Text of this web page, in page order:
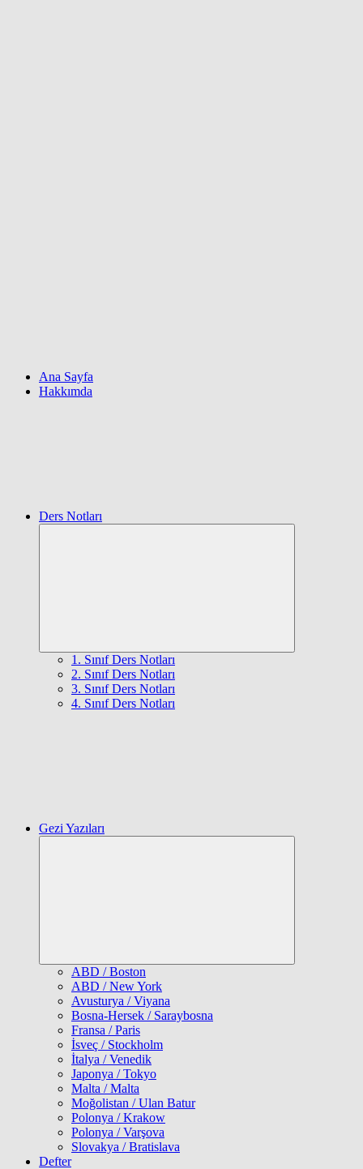
Ana Sayfa
Hakkımda
Ders Notları
1. Sınıf Ders Notları
2. Sınıf Ders Notları
3. Sınıf Ders Notları
4. Sınıf Ders Notları
Gezi Yazıları
ABD / Boston
ABD / New York
Avusturya / Viyana
Bosna-Hersek / Saraybosna
Fransa / Paris
İsveç / Stockholm
İtalya / Venedik
Japonya / Tokyo
Malta / Malta
Moğolistan / Ulan Batur
Polonya / Krakow
Polonya / Varşova
Slovakya / Bratislava
Defter